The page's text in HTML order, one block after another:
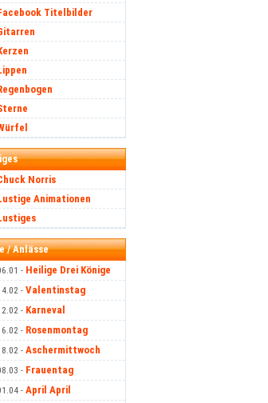
Titelbilder
Norris
Animationen
/ Anlässe
- Heilige Drei Könige
- Valentinstag
- Karneval
- Rosenmontag
- Aschermittwoch
- Frauentag
- April April